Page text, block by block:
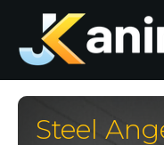
Steel